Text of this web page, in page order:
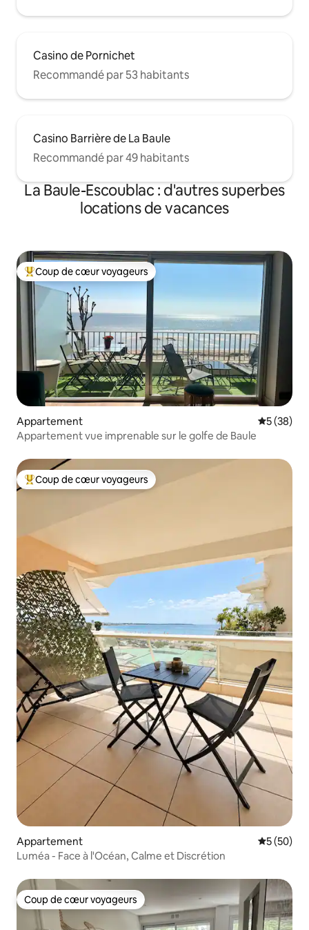
Casino de Pornichet
Recommandé par 53 habitants
Casino Barrière de La Baule
Recommandé par 49 habitants
La Baule-Escoublac : d'autres superbes
locations de vacances
Coups de cœur voyageurs les plus appréciés
Coup de cœur voyageurs
Appartement
5 (38)
Appartement vue imprenable sur le golfe de Baule
Coups de cœur voyageurs les plus appréciés
Coup de cœur voyageurs
Appartement
5 (50)
Luméa - Face à l'Océan, Calme et Discrétion
Coup de cœur voyageurs
Coup de cœur voyageurs